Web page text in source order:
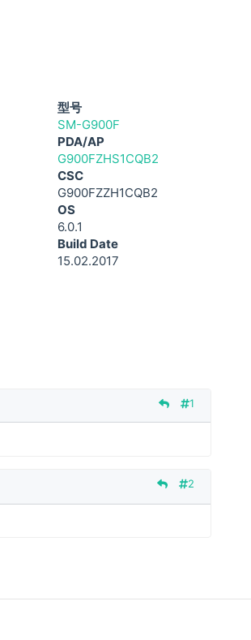
型号
SM-G900F
PDA/AP
G900FZHS1CQB2
CSC
G900FZZH1CQB2
OS
6.0.1
Build Date
15.02.2017
1
2